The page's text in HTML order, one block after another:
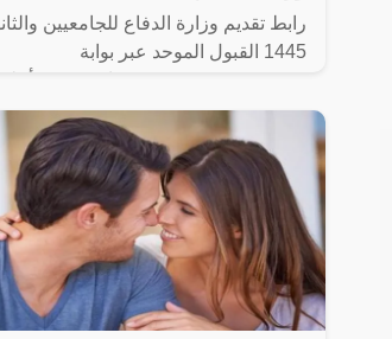
رابط تقديم وزارة الدفاع للجامعيين
1445 القبول الموحد عبر بوابة
وزارة الدفاع بالمملكة العربية السعودية